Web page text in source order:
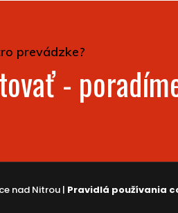
prevádzke?
-
nad Nitrou | Pravidlá používania